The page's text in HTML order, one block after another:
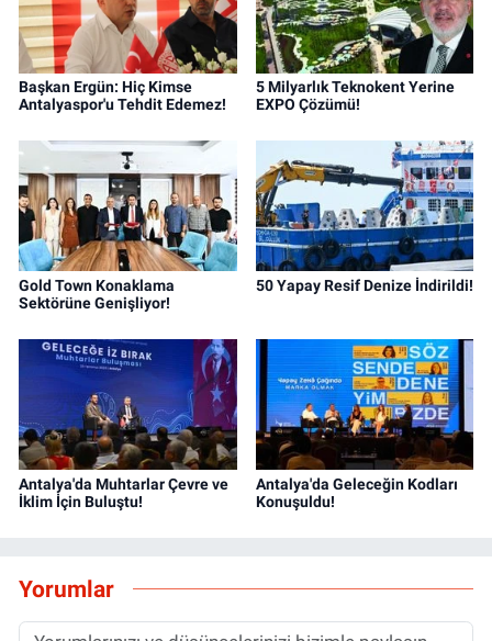
Başkan Ergün: Hiç Kimse
Antalyaspor'u Tehdit Edemez!
5 Milyarlık Teknokent Yerine
EXPO Çözümü!
Gold Town Konaklama
Sektörüne Genişliyor!
50 Yapay Resif Denize İndirildi!
Antalya'da Muhtarlar Çevre ve
İklim İçin Buluştu!
Antalya'da Geleceğin Kodları
Konuşuldu!
Yorumlar